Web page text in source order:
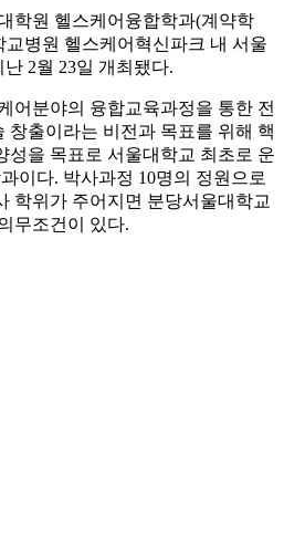
학원 헬스케어융합학과(계약학
병원 헬스케어혁신파크 내 서울
2월 23일 개최됐다.
어분야의 융합교육과정을 통한 전
창출이라는 비전과 목표를 위해 핵
성을 목표로 서울대학교 최초로 운
이다. 박사과정 10명의 정원으로
학위가 주어지면 분당서울대학교
무조건이 있다.